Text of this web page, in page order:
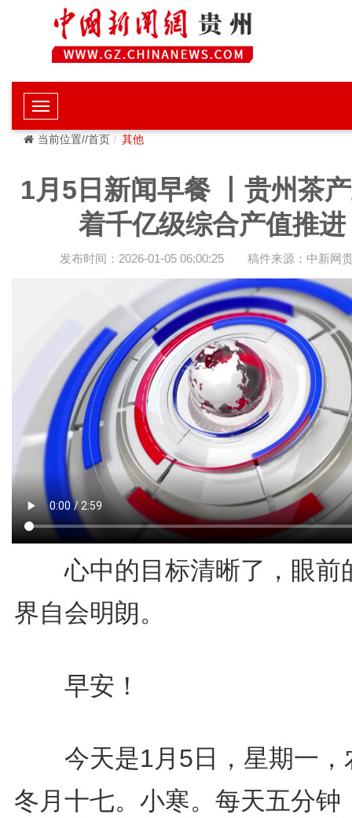
当前位置//首页 其他
1月5日新闻早餐 丨贵州茶
着千亿级综合产值推进
发布时间：2026-01-05 06:00:25 稿件来源：中新网
心中的目标清晰了，眼前
界自会明朗。
早安！
今天是1月5日，星期一，
冬月十七。小寒。每天五分钟